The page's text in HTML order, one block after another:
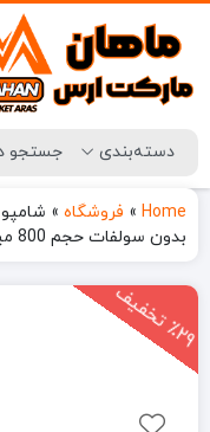
Home
» فروشگاه »
بدون سولفات حجم 800 میل
٪2
9
ت
خ
ف
یف